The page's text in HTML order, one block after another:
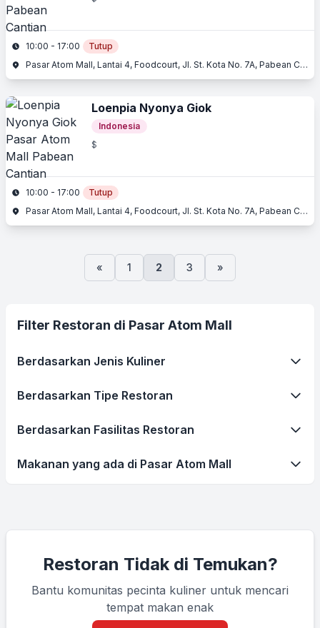
10:00 - 17:00
Tutup
Pasar Atom Mall, Lantai 4, Foodcourt, Jl. St. Kota No. 7A, Pabean Cantian, Surabaya, Jawa Timur
Loenpia Nyonya Giok
Indonesia
$
10:00 - 17:00
Tutup
Pasar Atom Mall, Lantai 4, Foodcourt, Jl. St. Kota No. 7A, Pabean Cantian, Surabaya, Jawa Timur
« 1 2 3 »
Filter Restoran di Pasar Atom Mall
Berdasarkan Jenis Kuliner
Berdasarkan Tipe Restoran
Berdasarkan Fasilitas Restoran
Makanan yang ada di Pasar Atom Mall
Restoran Tidak di Temukan?
Bantu komunitas pecinta kuliner untuk mencari
tempat makan enak